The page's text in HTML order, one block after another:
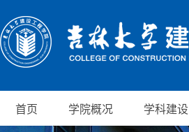
首页 学院概况 学科建设